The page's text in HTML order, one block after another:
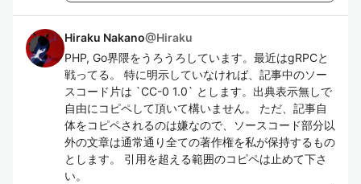
Hiraku Nakano@Hiraku
PHP, Go界隈をうろうろしています。最近はgRPCと
戦ってる。 特に明示していなければ、記事中のソー
スコード片は `CC-0 1.0` とします。出典表示無しで
自由にコピペして頂いて構いません。 ただ、記事自
体をコピペされるのは嫌なので、ソースコード部分以
外の文章は通常通り全ての著作権を私が保持するもの
とします。 引用を超える範囲のコピペは止めて下さ
い。